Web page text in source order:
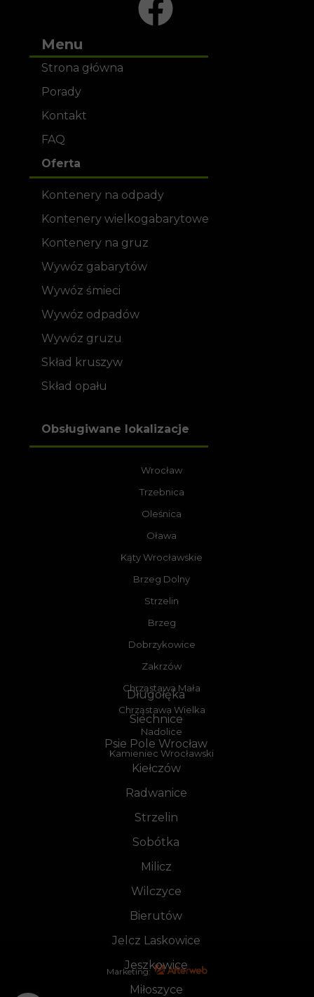
Długołęka
Siechnice
Psie Pole Wrocław
Kiełczów
Radwanice
Strzelin
Sobótka
Milicz
Wilczyce
Bierutów
Jelcz Laskowice
Jeszkowice
Miłoszyce
Wrocław
Trzebnica
Oleśnica
Oława
Kąty Wrocławskie
Brzeg Dolny
Strzelin
Brzeg
Dobrzykowice
Zakrzów
Chrząstawa Mała
Chrząstawa Wielka
Nadolice
Kamieniec Wrocławski
Obsługiwane lokalizacje
Oferta
Kontenery na odpady
Kontenery wielkogabarytowe
Kontenery na gruz
Wywóz gabarytów
Wywóz śmieci
Wywóz odpadów
Wywóz gruzu
Skład kruszyw
Skład opału
Menu
Strona główna
Porady
Kontakt
FAQ
Marketing: